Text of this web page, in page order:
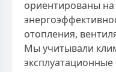
ориентированы
отопления,
Мы учитывали